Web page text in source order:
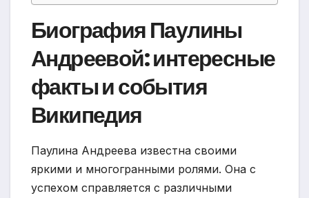
Биография Паулины
Андреевой: интересные
факты и события
Википедия
Паулина Андреева известна своими
яркими и многогранными ролями. Она с
успехом справляется с различными